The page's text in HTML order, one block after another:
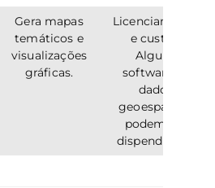
Gera mapas
temáticos e
visualizações
gráficas.
Licenciamento
e custos:
Alguns
softwares e
dados
geoespaciais
podem ser
dispendiosos.